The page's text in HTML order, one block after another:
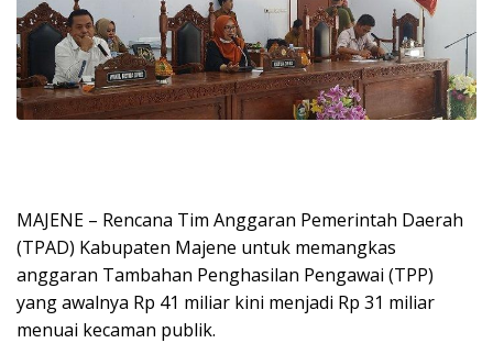
MAJENE – Rencana Tim Anggaran Pemerintah Daerah
(TPAD) Kabupaten Majene untuk memangkas
anggaran Tambahan Penghasilan Pengawai (TPP)
yang awalnya Rp 41 miliar kini menjadi Rp 31 miliar
menuai kecaman publik.